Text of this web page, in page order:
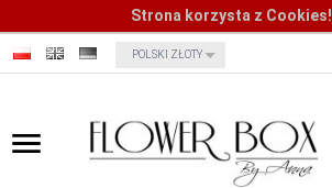
Strona korzysta z Cookies!
currency_h
POLSKI ZŁOTY